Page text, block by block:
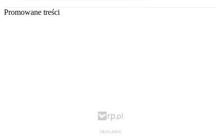
Promowane treści